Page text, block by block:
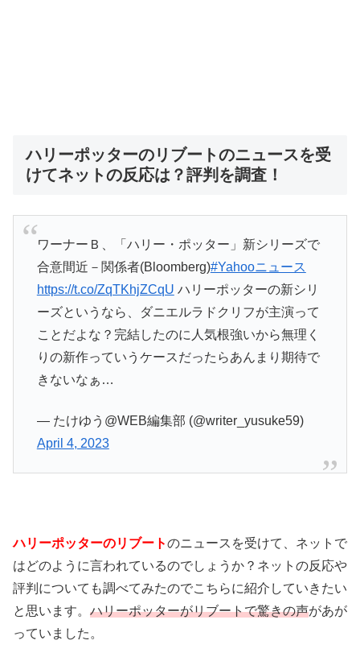
ハリーポッターのリブートのニュースを受
けてネットの反応は？評判を調査！
ワーナーＢ、「ハリー・ポッター」新シリーズで
合意間近－関係者(Bloomberg)#Yahooニュース
https://t.co/ZqTKhjZCqU ハリーポッターの新シリ
ーズというなら、ダニエルラドクリフが主演って
ことだよな？完結したのに人気根強いから無理く
りの新作っていうケースだったらあんまり期待で
きないなぁ…
— たけゆう@WEB編集部 (@writer_yusuke59)
April 4, 2023
ハリーポッターのリブートのニュースを受けて、ネットで
はどのように言われているのでしょうか？ネットの反応や
評判についても調べてみたのでこちらに紹介していきたい
と思います。 ハリーポッターがリブートで驚きの声があが
っていました。